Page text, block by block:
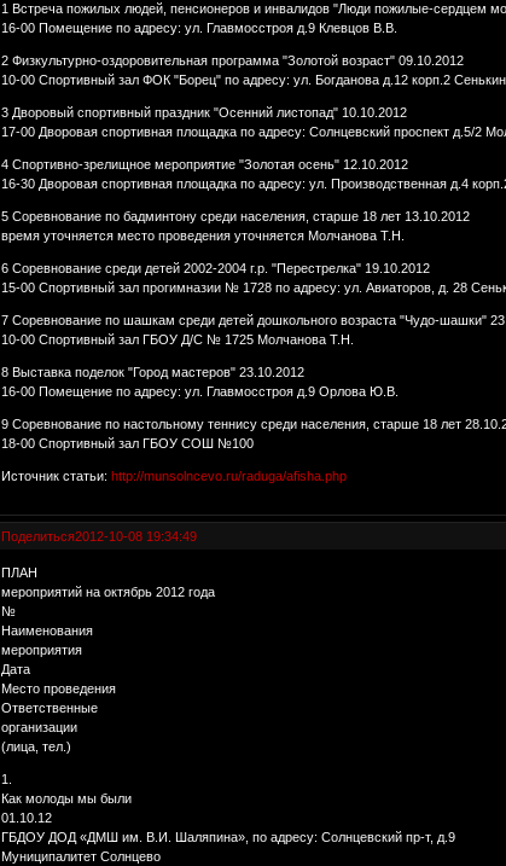
1 Встреча пожилых людей, пенсионеров и инвалидов "Люди пожилые-сердцем
16-00 Помещение по адресу: ул. Главмосстроя д.9 Клевцов В.В.
2 Физкультурно-оздоровительная программа "Золотой возраст" 09.10.2012
10-00 Спортивный зал ФОК "Борец" по адресу: ул. Богданова д.12 корп.2
3 Дворовый спортивный праздник "Осенний листопад" 10.10.2012
17-00 Дворовая спортивная площадка по адресу: Солнцевский проспект д.5/2
4 Спортивно-зрелищное мероприятие "Золотая осень" 12.10.2012
16-30 Дворовая спортивная площадка по адресу: ул. Производственная д.4
5 Соревнование по бадминтону среди населения, старше 18 лет 13.10.2012
время уточняется место проведения уточняется Молчанова Т.Н.
6 Соревнование среди детей 2002-2004 г.р. "Перестрелка" 19.10.2012
15-00 Спортивный зал прогимназии № 1728 по адресу: ул. Авиаторов, д. 28
7 Соревнование по шашкам среди детей дошкольного возраста "Чудо-шашки"
10-00 Спортивный зал ГБОУ Д/С № 1725 Молчанова Т.Н.
8 Выставка поделок "Город мастеров" 23.10.2012
16-00 Помещение по адресу: ул. Главмосстроя д.9 Орлова Ю.В.
9 Соревнование по настольному теннису среди населения, старше 18 лет
18-00 Спортивный зал ГБОУ СОШ №100
Источник статьи: http://munsolncevo.ru/raduga/afisha.php
Поделиться2012-10-08 19:34:49
ПЛАН
мероприятий на октябрь 2012 года
№
Наименования
мероприятия
Дата
Место проведения
Ответственные
организации
(лица, тел.)
1.
Как молоды мы были
01.10.12
ГБДОУ ДОД «ДМШ им. В.И. Шаляпина», по адресу: Солнцевский пр-т, д.9
Муниципалитет Солнцево